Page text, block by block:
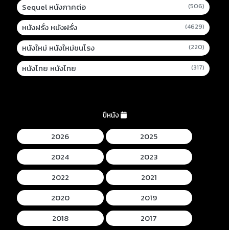
Sequel หนังภาคต่อ (506)
หนังฝรั่ง หนังฝรั่ง (4629)
หนังใหม่ หนังใหม่ชนโรง (220)
หนังไทย หนังไทย (317)
ปีหนัง
2026
2025
2024
2023
2022
2021
2020
2019
2018
2017